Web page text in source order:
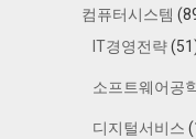
컴퓨터시스템
IT경영전략
소프트웨어공
디지털서비스